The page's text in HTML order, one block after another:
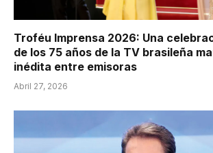
Troféu Imprensa 2026: Una
de los 75 años de la TV brasileña
inédita entre emisoras
Abril 27, 2026